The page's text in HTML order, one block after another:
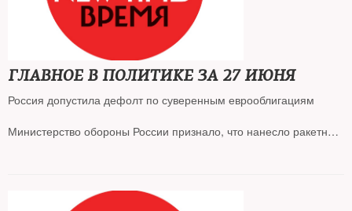
Адвокат Сафронова Дмитрий Талантов обвиняется в
распространении фейков о вооруженных силах
ГЛАВНОЕ В ПОЛИТИКЕ ЗА 27 ИЮНЯ
Россия допустила дефолт по суверенным еврооблигациям
Министерство обороны России признало, что нанесло ракетные
вооруженных сил»